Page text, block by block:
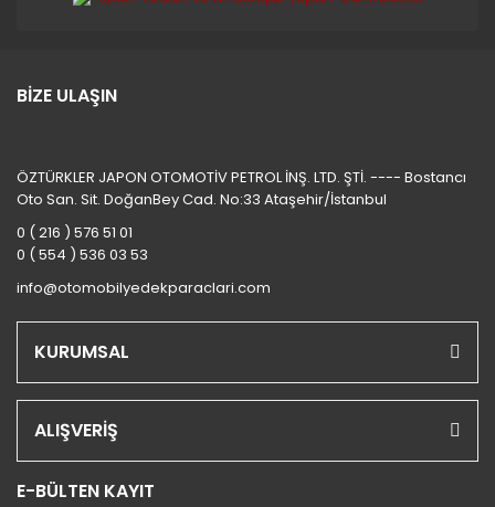
BİZE ULAŞIN
ÖZTÜRKLER JAPON OTOMOTİV PETROL İNŞ. LTD. ŞTİ. ---- Bostancı
Oto San. Sit. DoğanBey Cad. No:33 Ataşehir/İstanbul
0 ( 216 ) 576 51 01
0 ( 554 ) 536 03 53
info@otomobilyedekparaclari.com
KURUMSAL
ALIŞVERİŞ
E-BÜLTEN KAYIT